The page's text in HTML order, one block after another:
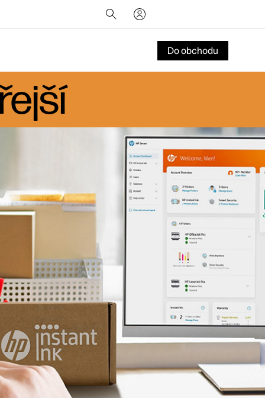
Do obchodu